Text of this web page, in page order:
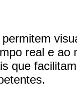
real e ao
que